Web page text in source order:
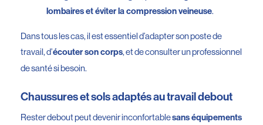
lombaires et éviter la compression veineuse.
Dans tous les cas, il est essentiel d’adapter son poste de
travail, d’écouter son corps, et de consulter un professionnel
de santé si besoin.
Chaussures et sols adaptés au travail debout
Rester debout peut devenir inconfortablesans équipements